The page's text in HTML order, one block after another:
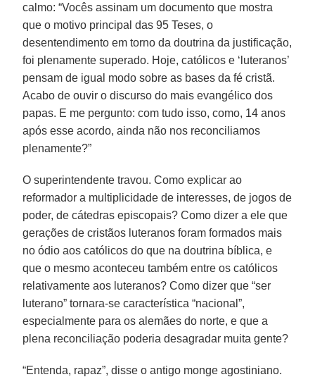
calmo: “Vocês assinam um documento que mostra
que o motivo principal das 95 Teses, o
desentendimento em torno da doutrina da justificação,
foi plenamente superado. Hoje, católicos e ‘luteranos’
pensam de igual modo sobre as bases da fé cristã.
Acabo de ouvir o discurso do mais evangélico dos
papas. E me pergunto: com tudo isso, como, 14 anos
após esse acordo, ainda não nos reconciliamos
plenamente?”
O superintendente travou. Como explicar ao
reformador a multiplicidade de interesses, de jogos de
poder, de cátedras episcopais? Como dizer a ele que
gerações de cristãos luteranos foram formados mais
no ódio aos católicos do que na doutrina bíblica, e
que o mesmo aconteceu também entre os católicos
relativamente aos luteranos? Como dizer que “ser
luterano” tornara-se característica “nacional”,
especialmente para os alemães do norte, e que a
plena reconciliação poderia desagradar muita gente?
“Entenda, rapaz”, disse o antigo monge agostiniano.